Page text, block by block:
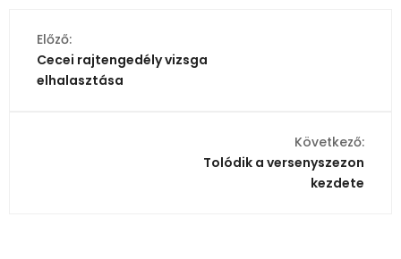
Előző:
Cecei rajtengedély vizsga
elhalasztása
Következő:
Tolódik a versenyszezon
kezdete